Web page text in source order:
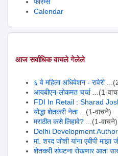
फोरम्स
Calendar
आज सर्वाधिक वाचले गेलेले
६ वे महिला अधिवेशन - रावेरी
आयबीएन-लोकमत चर्चा ...(1-
FDI In Retail : Sharad
योद्धा शेतकरी नेता ...(1-वाचने)
मराठीत कसे लिहावे? ...(1-वाचने)
Delhi Development
मा. शरद जोशी यांना एबीपी माझा
शेतकरी संघटना रोखणार आता